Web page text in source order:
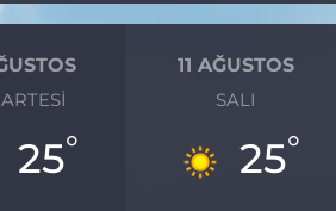
25°
11 AĞUSTOS
SALI
25°